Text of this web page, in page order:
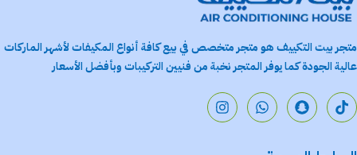
متجر بيت التكييف هو متجر متخصص في بيع كافة أنواع المكيفات لأشهر الماركات
عالية الجودة كما يوفر المتجر نخبة من فنيين التركيبات وبأفضل الأسعار